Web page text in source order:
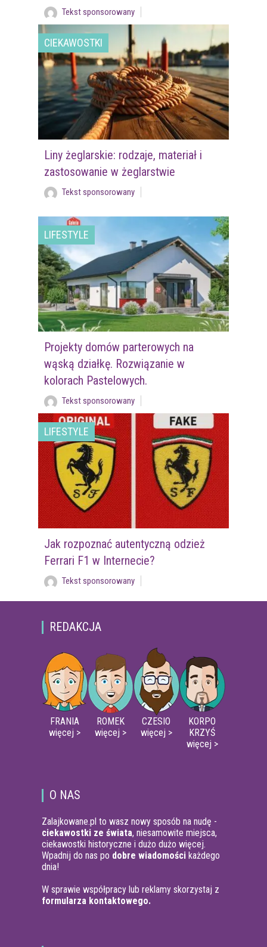
Tekst sponsorowany
CIEKAWOSTKI
Liny żeglarskie: rodzaje, materiał i
zastosowanie w żeglarstwie
Tekst sponsorowany
LIFESTYLE
Projekty domów parterowych na
wąską działkę. Rozwiązanie w
kolorach Pastelowych.
Tekst sponsorowany
LIFESTYLE
Jak rozpoznać autentyczną odzież
Ferrari F1 w Internecie?
Tekst sponsorowany
REDAKCJA
FRANIA
więcej >
ROMEK
więcej >
CZESIO
więcej >
KORPO
KRZYŚ
więcej >
O NAS
Zalajkowane.pl to wasz nowy sposób na nudę -
ciekawostki ze świata, niesamowite miejsca,
ciekawostki historyczne i dużo dużo więcej.
Wpadnij do nas po dobre wiadomości każdego
dnia!
W sprawie współpracy lub reklamy skorzystaj z
formularza kontaktowego.